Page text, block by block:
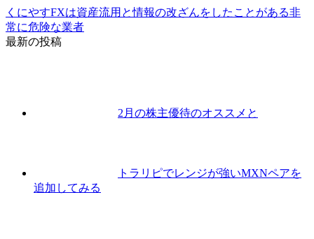
くにやすFXは資産流用と情報の改ざんをしたことがある非
常に危険な業者
最新の投稿
2月の株主優待のオススメと
トラリピでレンジが強いMXNペアを
追加してみる